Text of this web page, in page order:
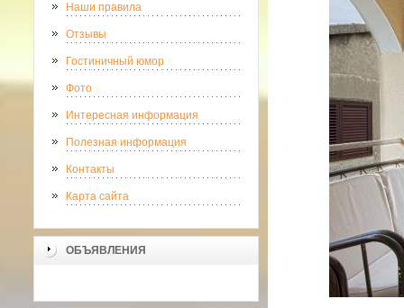
Наши правила
Отзывы
Гостиничный юмор
Фото
Интересная информация
Полезная информация
Контакты
Карта сайта
ОБЪЯВЛЕНИЯ